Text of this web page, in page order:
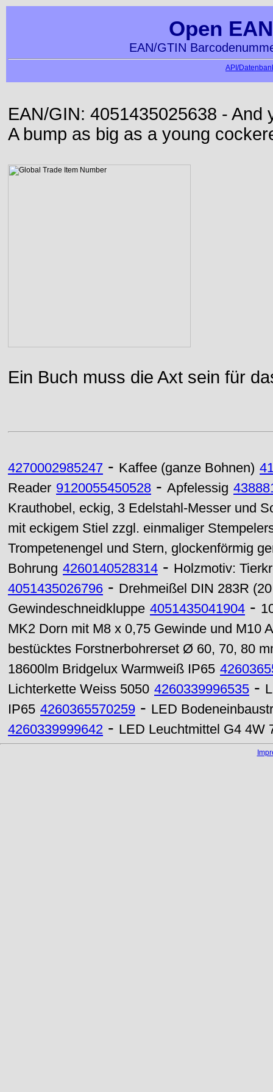
Open
EAN/GTIN
API/
EAN/GIN: 4051435025638 -
A bump as big as a young
Ein Buch muss die Axt sein für
4270002985247 - Kaffee (ganze Bohnen)
Reader 9120055450528 - Apfelessig
Krauthobel, eckig, 3 Edelstahl-Messer und
mit eckigem Stiel zzgl. einmaliger
Trompetenengel und Stern, glockenförmig
Bohrung 4260140528314 - Holzmotiv:
4051435026796 - Drehmeißel DIN 283R
Gewindeschneidkluppe 4051435041904 -
MK2 Dorn mit M8 x 0,75 Gewinde und M10
bestücktes Forstnerbohrerset Ø 60, 70, 80
18600lm Bridgelux Warmweiß IP65
Lichterkette Weiss 5050 4260339996535 -
IP65 4260365570259 - LED
4260339999642 - LED Leuchtmittel G4 4W